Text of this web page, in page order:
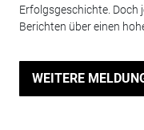
Erfolgsgeschichte.
Berichten über einen
WEITERE